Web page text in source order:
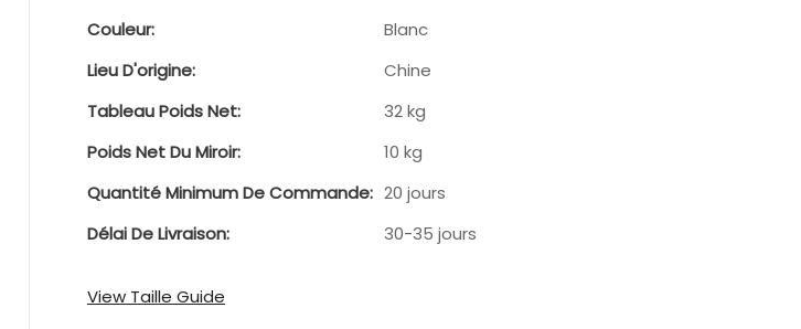
Couleur:
Blanc
Lieu D'origine:
Chine
Tableau Poids Net:
32 kg
Poids Net Du Miroir:
10 kg
Quantité Minimum De Commande: 20 jours
Délai De Livraison:
30-35 jours
View Taille Guide